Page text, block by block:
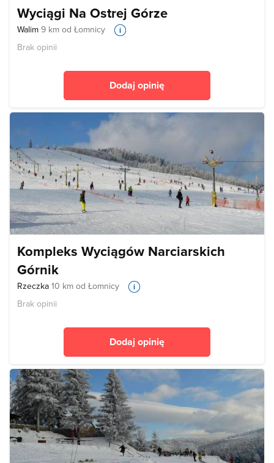
Wyciągi Na Ostrej Górze
Walim 9 km od Łomnicy
Brak opinii
Dodaj opinię
Kompleks Wyciągów Narciarskich
Górnik
Rzeczka 10 km od Łomnicy
Brak opinii
Dodaj opinię